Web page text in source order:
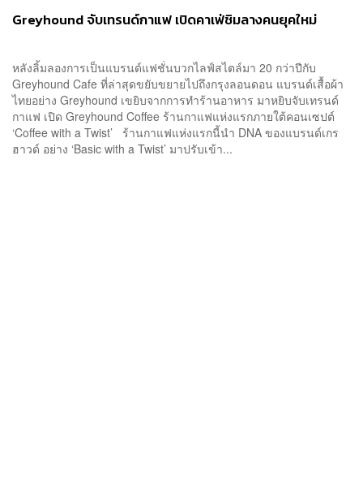
Greyhound จับเทรนด์กาแฟ เปิดคาเฟ่ชิมลางคนยุคใหม่
หลังลิ้มลองการเป็นแบรนด์แฟชั่นบวกไลฟ์สไตล์มา 20 กว่าปีกับ
Greyhound Cafe ที่ล่าสุดขยับขยายไปถึงกรุงลอนดอน แบรนด์เสื้อผ้า
ไทยอย่าง Greyhound เขยิบจากการทำร้านอาหาร มาหยิบจับเทรนด์
กาแฟ เปิด Greyhound Coffee ร้านกาแฟแห่งแรกภายใต้คอนเซปต์
‘Coffee with a Twist’ ร้านกาแฟแห่งแรกนี้นำ DNA ของแบรนด์เกร
ฮาวด์ อย่าง ‘Basic with a Twist’ มาปรับเข้า...